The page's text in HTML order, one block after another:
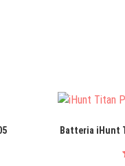
Batteria iHunt